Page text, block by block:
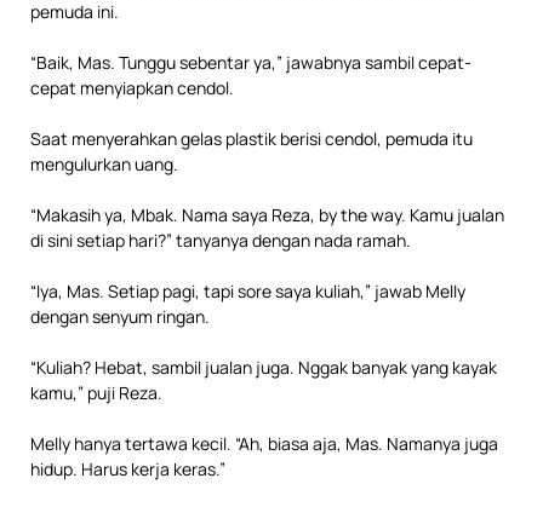
pemuda ini.
“Baik, Mas. Tunggu sebentar ya,” jawabnya sambil cepat-
cepat menyiapkan cendol.
Saat menyerahkan gelas plastik berisi cendol, pemuda itu
mengulurkan uang.
“Makasih ya, Mbak. Nama saya Reza, by the way. Kamu jualan
di sini setiap hari?” tanyanya dengan nada ramah.
“Iya, Mas. Setiap pagi, tapi sore saya kuliah,” jawab Melly
dengan senyum ringan.
“Kuliah? Hebat, sambil jualan juga. Nggak banyak yang kayak
kamu,” puji Reza.
Melly hanya tertawa kecil. “Ah, biasa aja, Mas. Namanya juga
hidup. Harus kerja keras.”